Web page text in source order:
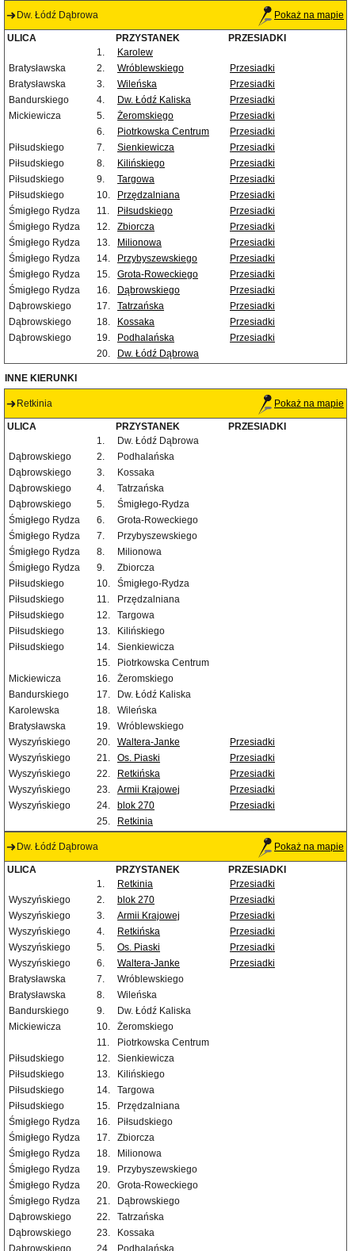
Dw. Łódź Dąbrowa Pokaż na mapie
ULICA PRZYSTANEK
PRZESIADKI
1.
Karolew
Bratysławska
2. Wróblewskiego
Przesiadki
Bratysławska
3. Wileńska
Przesiadki
Bandurskiego
4. Dw. Łódź Kaliska
Przesiadki
Mickiewicza
5. Żeromskiego
Przesiadki
6.
Piotrkowska Centrum
Przesiadki
Piłsudskiego
7. Sienkiewicza
Przesiadki
Piłsudskiego
8. Kilińskiego
Przesiadki
Piłsudskiego
9. Targowa
Przesiadki
Piłsudskiego
10. Przędzalniana
Przesiadki
Śmigłego Rydza
11. Piłsudskiego
Przesiadki
Śmigłego Rydza
12. Zbiorcza
Przesiadki
Śmigłego Rydza
13. Milionowa
Przesiadki
Śmigłego Rydza
14. Przybyszewskiego
Przesiadki
Śmigłego Rydza
15. Grota-Roweckiego
Przesiadki
Śmigłego Rydza
16. Dąbrowskiego
Przesiadki
Dąbrowskiego
17. Tatrzańska
Przesiadki
Dąbrowskiego
18. Kossaka
Przesiadki
Dąbrowskiego
19. Podhalańska
Przesiadki
20.
Dw. Łódź Dąbrowa
INNE KIERUNKI
Retkinia Pokaż na mapie
ULICA PRZYSTANEK
PRZESIADKI
1.
Dw. Łódź Dąbrowa
Dąbrowskiego
2.
Podhalańska
Dąbrowskiego
3.
Kossaka
Dąbrowskiego
4.
Tatrzańska
Dąbrowskiego
5.
Śmigłego-Rydza
Śmigłego Rydza
6.
Grota-Roweckiego
Śmigłego Rydza
7.
Przybyszewskiego
Śmigłego Rydza
8.
Milionowa
Śmigłego Rydza
9.
Zbiorcza
Piłsudskiego
10.
Śmigłego-Rydza
Piłsudskiego
11.
Przędzalniana
Piłsudskiego
12.
Targowa
Piłsudskiego
13.
Kilińskiego
Piłsudskiego
14.
Sienkiewicza
15.
Piotrkowska Centrum
Mickiewicza
16.
Żeromskiego
Bandurskiego
17.
Dw. Łódź Kaliska
Karolewska
18.
Wileńska
Bratysławska
19.
Wróblewskiego
Wyszyńskiego
20. Waltera-Janke
Przesiadki
Wyszyńskiego
21. Os. Piaski
Przesiadki
Wyszyńskiego
22. Retkińska
Przesiadki
Wyszyńskiego
23. Armii Krajowej
Przesiadki
Wyszyńskiego
24. blok 270
Przesiadki
25.
Retkinia
Dw. Łódź Dąbrowa Pokaż na mapie
ULICA PRZYSTANEK
PRZESIADKI
1.
Retkinia
Przesiadki
Wyszyńskiego
2. blok 270
Przesiadki
Wyszyńskiego
3. Armii Krajowej
Przesiadki
Wyszyńskiego
4. Retkińska
Przesiadki
Wyszyńskiego
5. Os. Piaski
Przesiadki
Wyszyńskiego
6. Waltera-Janke
Przesiadki
Bratysławska
7.
Wróblewskiego
Bratysławska
8.
Wileńska
Bandurskiego
9.
Dw. Łódź Kaliska
Mickiewicza
10.
Żeromskiego
11.
Piotrkowska Centrum
Piłsudskiego
12.
Sienkiewicza
Piłsudskiego
13.
Kilińskiego
Piłsudskiego
14.
Targowa
Piłsudskiego
15.
Przędzalniana
Śmigłego Rydza
16.
Piłsudskiego
Śmigłego Rydza
17.
Zbiorcza
Śmigłego Rydza
18.
Milionowa
Śmigłego Rydza
19.
Przybyszewskiego
Śmigłego Rydza
20.
Grota-Roweckiego
Śmigłego Rydza
21.
Dąbrowskiego
Dąbrowskiego
22.
Tatrzańska
Dąbrowskiego
23.
Kossaka
Dąbrowskiego
24. Podhalańska